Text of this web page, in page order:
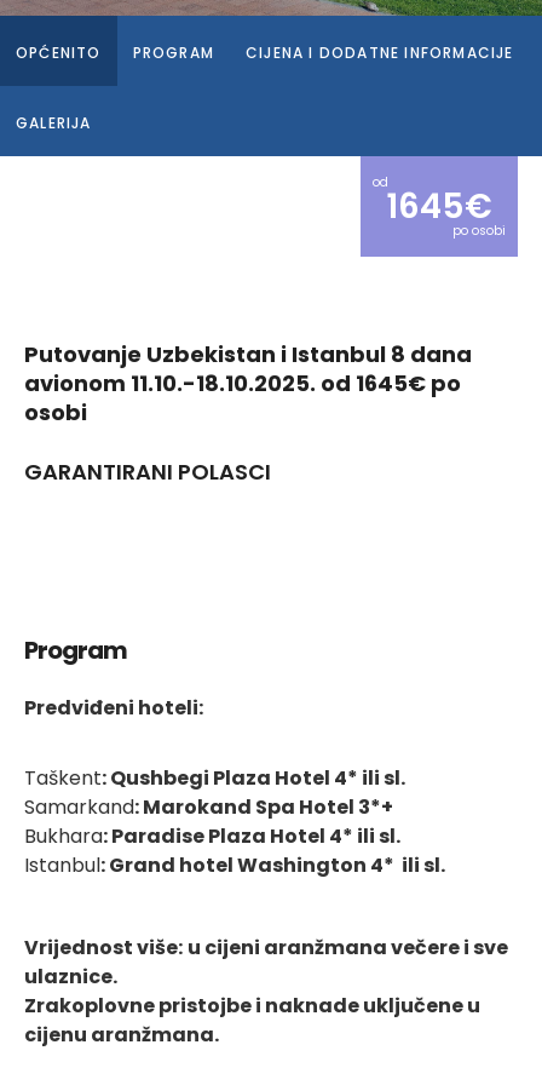
OPĆENITO
GALERIJA
PROGRAM CIJENA I DODATNE INFORMACIJE
od
1645€
po osobi
Putovanje Uzbekistan i Istanbul 8 dana
avionom 11.10.-18.10.2025. od 1645€ po
osobi
GARANTIRANI POLASCI
Program
Predviđeni hoteli:
Taškent:Qushbegi Plaza Hotel 4* ili sl.
Samarkand:Marokand Spa Hotel 3*+
Bukhara:Paradise Plaza Hotel 4* ili sl.
Istanbul:Grand hotel Washington 4* ili sl.
Vrijednost više: u cijeni aranžmana večere i sve
ulaznice.
Zrakoplovne pristojbe i naknade uključene u
cijenu aranžmana.